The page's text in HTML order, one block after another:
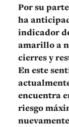
Por su
ha
indicador
amarillo a
cierres y
En este
encuentra
riesgo